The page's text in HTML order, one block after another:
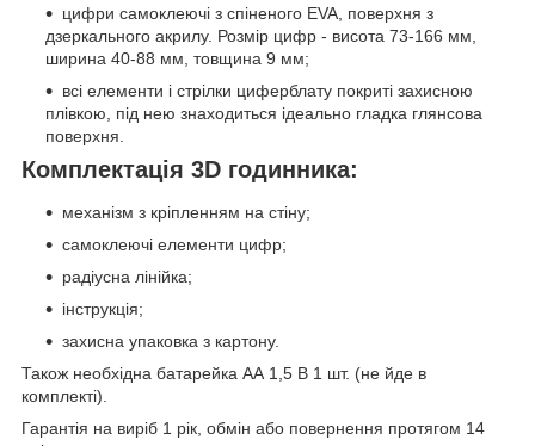
цифри самоклеючі з спіненого EVA, поверхня з
дзеркального акрилу. Розмір цифр - висота 73-166 мм,
ширина 40-88 мм, товщина 9 мм;
всі елементи і стрілки циферблату покриті захисною
плівкою, під нею знаходиться ідеально гладка глянсова
поверхня.
Комплектація 3D годинника:
механізм з кріпленням на стіну;
самоклеючі елементи цифр;
радіусна лінійка;
інструкція;
захисна упаковка з картону.
Також необхідна батарейка АА 1,5 В 1 шт. (не йде в
комплекті).
Гарантія на виріб 1 рік, обмін або повернення протягом 14